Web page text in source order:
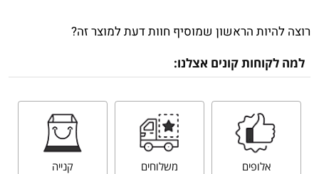
רוצה להיות הראשון שמוסיף חוות דעת למוצר זה?
למה לקוחות קונים אצלנו:
אלופים
משלוחים
קנייה